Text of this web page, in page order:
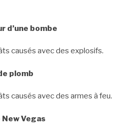
d’une bombe
causés avec des explosifs.
plomb
causés avec des armes à feu.
New Vegas